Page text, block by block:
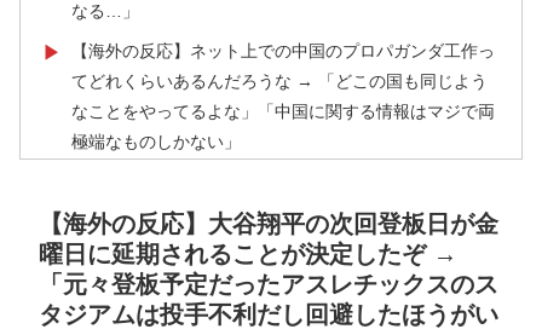
なる…」
▶
【海外の反応】ネット上での中国のプロパガンダ工作っ
てどれくらいあるんだろうな → 「どこの国も同じよう
なことをやってるよな」「中国に関する情報はマジで両
極端なものしかない」
んちゃって武侠モノ】 第9話 おお、ブッダよ！ 寝てお
られるのですか！？
▶
【激震】韓国人「韓国サッカー協会、W杯・五輪で複数
回の性接待を行い審判を買収していたことが発覚…（ﾌﾞ
【海外の反応】大谷翔平の次回登板日が金
曜日に延期されることが決定したぞ →
「元々登板予定だったアスレチックスのス
タジアムは投手不利だし回避したほうがい